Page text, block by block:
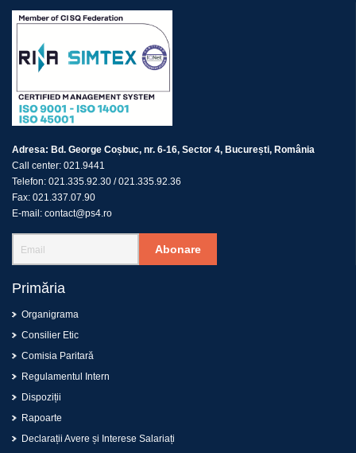
Adresa: Bd. George Coșbuc, nr. 6-16, Sector 4, București, România
Call center: 021.9441
Telefon: 021.335.92.30 /021.335.92.36
Fax: 021.337.07.90
E-mail: contact@ps4.ro
Abonare
Primăria
Organigrama
Consilier Etic
Comisia Paritară
Regulamentul Intern
Dispoziții
Rapoarte
Declarații Avere și Interese Salariați